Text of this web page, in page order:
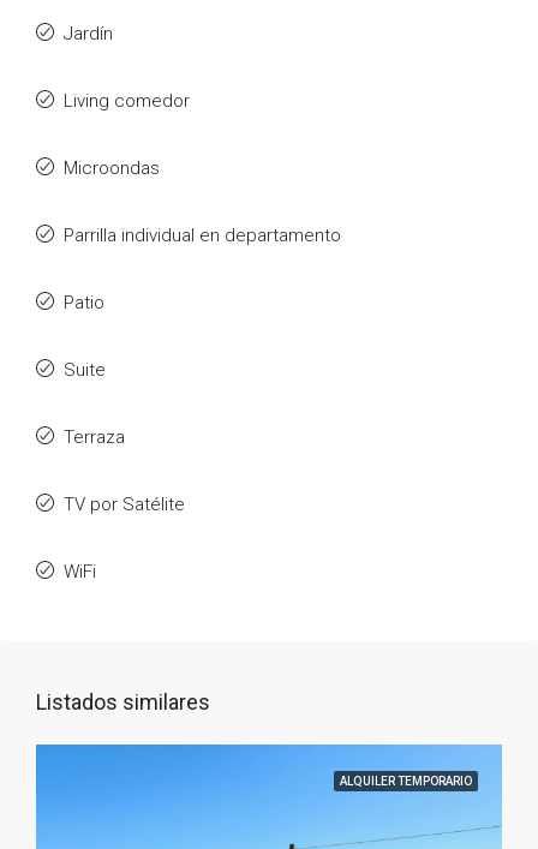
Jardín
Living comedor
Microondas
Parrilla individual en departamento
Patio
Suite
Terraza
TV por Satélite
WiFi
Listados similares
ALQUILER TEMPORARIO